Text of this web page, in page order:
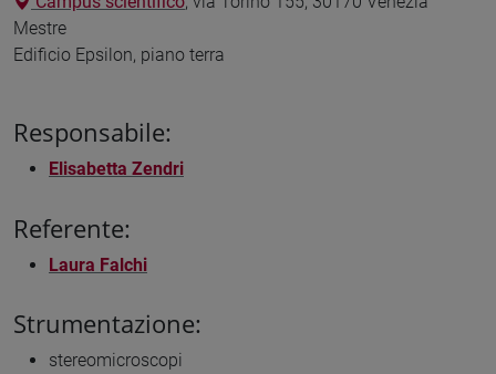
Mestre
Edificio Epsilon, piano terra
Responsabile:
Elisabetta Zendri
Referente:
Laura Falchi
Strumentazione:
stereomicroscopi